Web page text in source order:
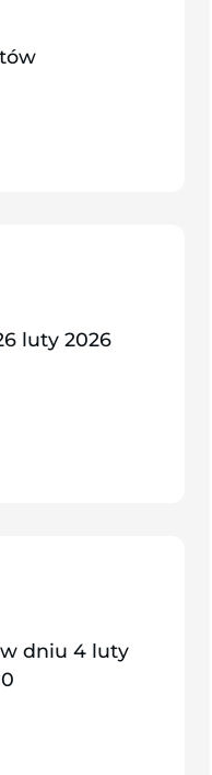
luty 2026
dniu 4 luty